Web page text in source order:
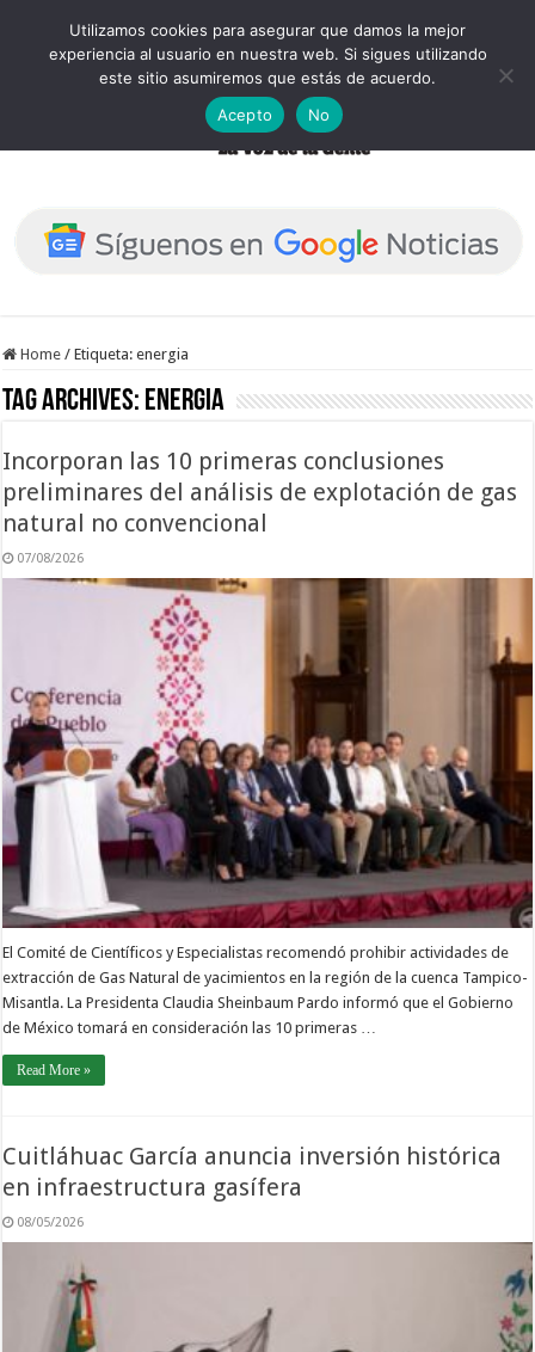
Home / Etiqueta:energia
Tag Archives: energia
Incorporan las 10 primeras conclusiones
preliminares del análisis de explotación de gas
natural no convencional
07/08/2026
El Comité de Científicos y Especialistas recomendó prohibir actividades de
extracción de Gas Natural de yacimientos en la región de la cuenca Tampico-
Misantla. La Presidenta Claudia Sheinbaum Pardo informó que el Gobierno
de México tomará en consideración las 10 primeras …
Read More »
Cuitláhuac García anuncia inversión histórica
en infraestructura gasífera
08/05/2026
Utilizamos cookies para asegurar que damos la mejor
experiencia al usuario en nuestra web. Si sigues utilizando
este sitio asumiremos que estás de acuerdo.
Acepto
No